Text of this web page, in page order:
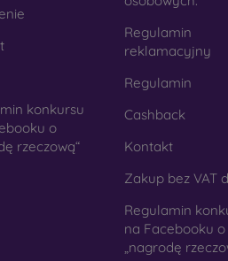
pokrowce na
czemu mogą rozkładać się w
można znaleźć dziesiątki
Po prostu wybierz swój.
konkursu
o
rzeczową“
Regulamin
reklamacyjny
Regulamin
Cashback
Kontakt
Zakup bez VAT
Regulamin
na Facebooku o
„nagrodę